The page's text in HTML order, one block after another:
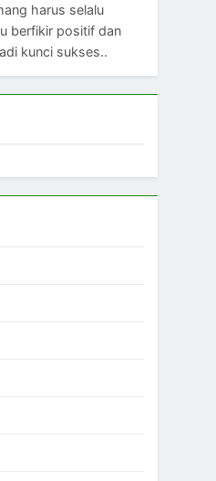
harus selalu
berfikir positif dan
kunci sukses..